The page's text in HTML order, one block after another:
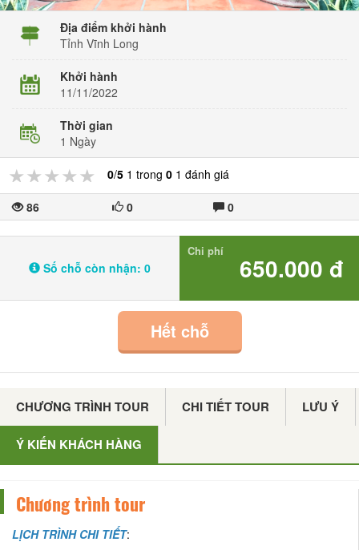
Địa điểm khởi hành
Tỉnh Vĩnh Long
Khởi hành
11/11/2022
Thời gian
1 Ngày
★★★★★
★★★★★
★★★★★ 0/5 1 trong 0 1 đánh giá
86 0 0
Số chỗ còn nhận: 0
Chi phí
650.000 đ
Hết chỗ
CHƯƠNG TRÌNH TOUR CHI TIẾT TOUR LƯU Ý
Ý KIẾN KHÁCH HÀNG
Chương trình tour
LỊCH TRÌNH CHI TIẾT: